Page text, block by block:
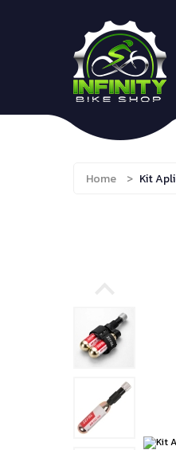
Ciclismo
Esportes e
Fitness
Camping,
Brinquedos e
Natação
Running
Home > Kit